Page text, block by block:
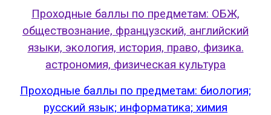
Проходные баллы по предметам: ОБЖ,
обществознание, французский, английский
языки, экология, история, право, физика.
астрономия, физическая культура
Проходные баллы по предметам: биология;
русский язык; информатика; химия